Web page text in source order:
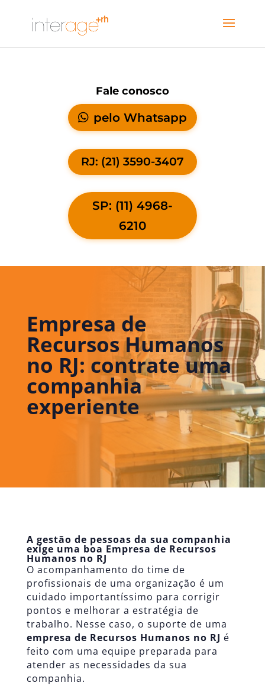
Fale conosco
pelo Whatsapp
RJ: (21) 3590-3407
SP: (11) 4968-
6210
Empresa de
Recursos Humanos
no RJ: contrate uma
companhia
experiente
A gestão de pessoas da sua companhia
exige uma boa Empresa de Recursos
Humanos no RJ
O acompanhamento do time de
profissionais de uma organização é um
cuidado importantíssimo para corrigir
pontos e melhorar a estratégia de
trabalho. Nesse caso, o suporte de uma
empresa de Recursos Humanos no RJ é
feito com uma equipe preparada para
atender as necessidades da sua
companhia.